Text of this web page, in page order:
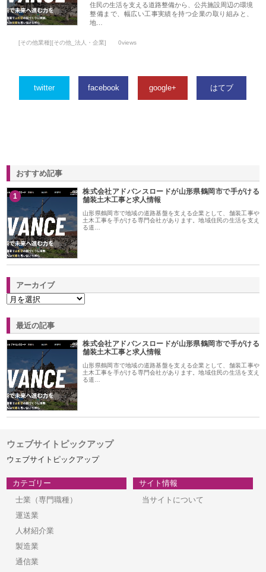
住民の生活を支える道路整備から、公共施設周辺の環境
整備まで、幅広い工事実績を持つ企業の取り組みと、
地…
[その他業種][その他_法人・企業] 0views
twitter facebook google+ はてブ
おすすめ記事
1
株式会社アドバンスロードが山形県鶴岡市で手がける
舗装土木工事と求人情報
山形県鶴岡市で地域の道路基盤を支える企業として、舗装工事や
土木工事を手がける専門会社があります。地域住民の生活を支え
る道…
アーカイブ
最近の記事
株式会社アドバンスロードが山形県鶴岡市で手がける
舗装土木工事と求人情報
山形県鶴岡市で地域の道路基盤を支える企業として、舗装工事や
土木工事を手がける専門会社があります。地域住民の生活を支え
る道…
ウェブサイトピックアップ
ウェブサイトピックアップ
カテゴリー
士業（専門職種）
運送業
人材紹介業
製造業
通信業
サイト情報
当サイトについて